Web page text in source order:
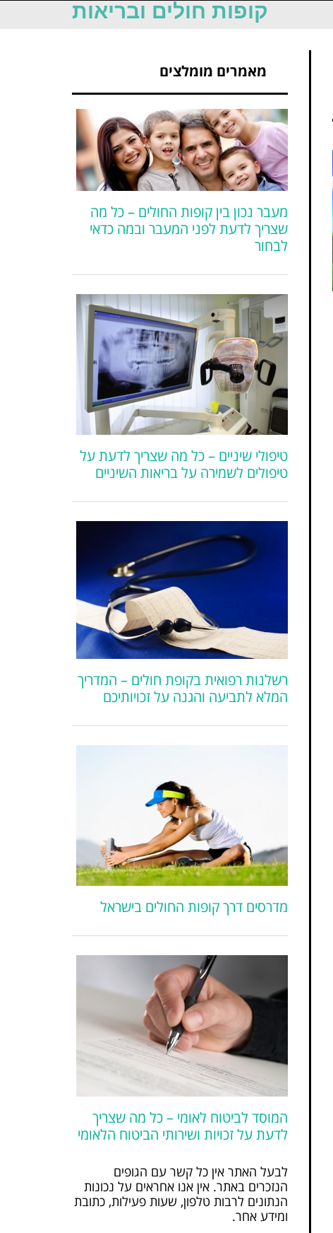
קופות חולים ובריאות
מאמרים מומלצים
מעבר נכון בין קופות החולים – כל מה
שצריך לדעת לפני המעבר ובמה כדאי
לבחור
טיפולי שיניים – כל מה שצריך לדעת על
טיפולים לשמירה על בריאות השיניים
רשלנות רפואית בקופת חולים – המדריך
המלא לתביעה והגנה על זכויותיכם
מדרסים דרך קופות החולים בישראל
המוסד לביטוח לאומי – כל מה שצריך
לדעת על זכויות ושירותי הביטוח הלאומי
לבעל האתר אין כל קשר עם הגופים
הנזכרים באתר. אין אנו אחראים על נכונות
הנתונים לרבות טלפון, שעות פעילות, כתובת
ומידע אחר.